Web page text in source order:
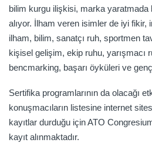
bilim kurgu ilişkisi, marka yaratmada
alıyor. İlham veren isimler de iyi fikir,
ilham, bilim, sanatçı ruh, sportmen
kişisel gelişim, ekip ruhu, yarışmacı
bencmarking, başarı öyküleri ve
Sertifika programlarının da olacağı
konuşmacıların listesine internet
kayıtlar durduğu için ATO
kayıt alınmaktadır.